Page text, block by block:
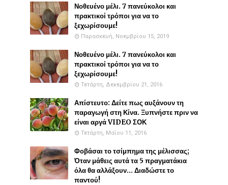
Νοθευένο μέλι. 7 πανεύκολοι και
πρακτικοί τρόποι για να το
ξεχωρίσουμε!
Παρασκευή, Νοεμβρίου 15, 2019
Νοθευένο μέλι. 7 πανεύκολοι και
πρακτικοί τρόποι για να το
ξεχωρίσουμε!
Τετάρτη, Δεκεμβρίου 21, 2016
Απίστευτο: Δείτε πως αυξάνουν τη
παραγωγή στη Κίνα. Ξυπνήστε πριν να
είναι αργά VIDEO ΣΟΚ
Τετάρτη, Μαΐου 11, 2016
Φοβάσαι το τσίμπημα της μέλισσας;
Όταν μάθεις αυτά τα 5 πραγματάκια
όλα θα αλλάξουν... Διαδώστε το
παντού!